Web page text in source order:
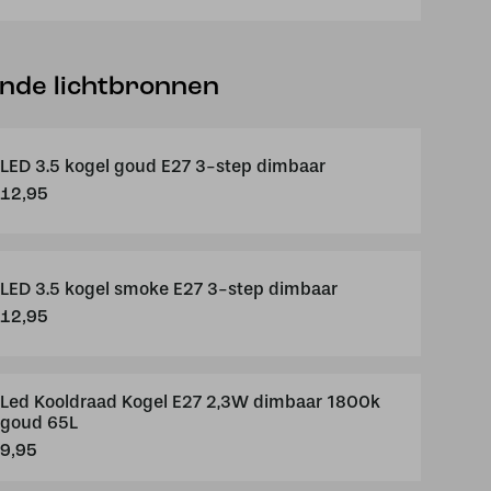
lichtbronnen
LED 3.5 kogel goud E27 3-step dimbaar
12,95
LED 3.5 kogel smoke E27 3-step dimbaar
12,95
Led Kooldraad Kogel E27 2,3W dimbaar 1800k
goud 65L
9,95